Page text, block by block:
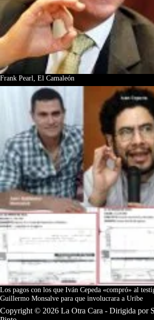
Frank Pearl, El Camaleón
Los pagos con los que Iván Cepeda «compró» al
Guillermo Monsalve para que involucrara a Uribe
Copyright © 2026 La Otra Cara - Dirigida por